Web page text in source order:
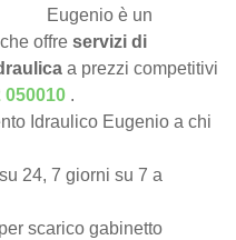
Eugenio è un
che offreservizi di
a prezzi competitivi
050010 .
Idraulico Eugenio a chi
24, 7 giorni su 7 a
scarico gabinetto